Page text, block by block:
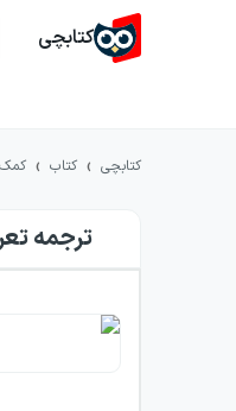
کتابچی
کتابچی › کتاب ›
ترجمه